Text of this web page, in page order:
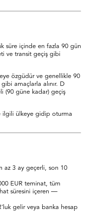
süre içinde en fazla 90 gün
ve transit geçiş gibi
özgüdür ve genellikle 90
amaçlarla alınır. D
(90 güne kadar) geçiş
ilgili ülkeye gidip oturma
az 3 ay geçerli, son 10
EUR teminat, tüm
süresini içeren —
gelir veya banka hesap